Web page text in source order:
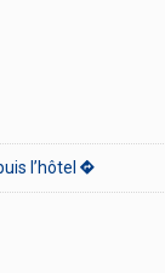
l’hôtel